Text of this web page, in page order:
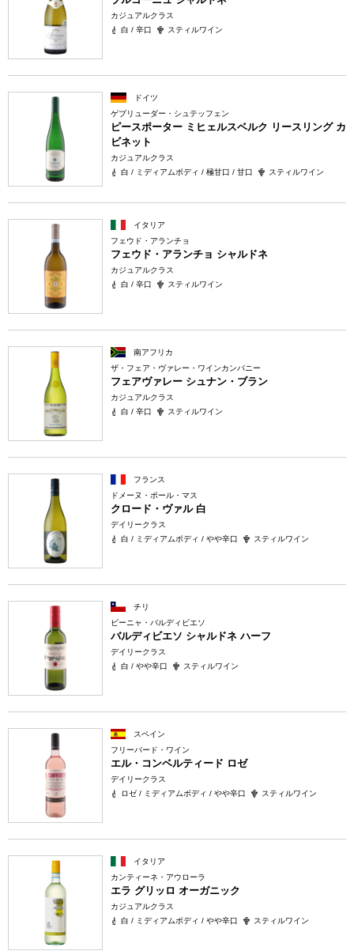
カジュアルクラス
白 / 辛口
スティルワイン
ドイツ
ゲブリューダー・シュテッフェン
ピースポーター ミヒェルスベルク リースリング カ
ビネット
カジュアルクラス
白 / ミディアムボディ / 極甘口 / 甘口
スティルワイン
イタリア
フェウド・アランチョ
フェウド・アランチョ シャルドネ
カジュアルクラス
白 / 辛口
スティルワイン
南アフリカ
ザ・フェア・ヴァレー・ワインカンパニー
フェアヴァレー シュナン・ブラン
カジュアルクラス
白 / 辛口
スティルワイン
フランス
ドメーヌ・ポール・マス
クロード・ヴァル 白
デイリークラス
白 / ミディアムボディ / やや辛口
スティルワイン
チリ
ビーニャ・バルディビエソ
バルディビエソ シャルドネ ハーフ
デイリークラス
白 / やや辛口
スティルワイン
スペイン
フリーバード・ワイン
エル・コンベルティード ロゼ
デイリークラス
ロゼ / ミディアムボディ / やや辛口
スティルワイン
イタリア
カンティーネ・アウローラ
エラ グリッロ オーガニック
カジュアルクラス
白 / ミディアムボディ / やや辛口
スティルワイン